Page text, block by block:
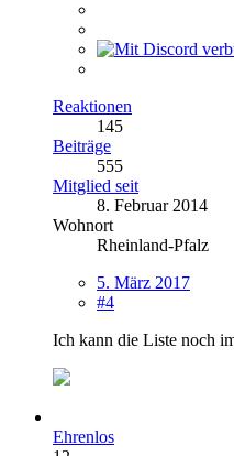
Reaktionen
145
Beiträge
555
Mitglied seit
8. Februar 2014
Wohnort
Rheinland-Pfalz
5. März 2017
#4
Ich kann die Liste noch
Ehrenlos